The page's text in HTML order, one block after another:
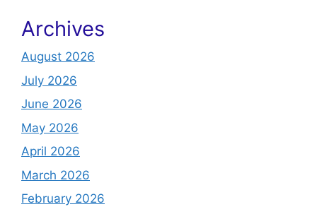
Archives
August 2026
July 2026
June 2026
May 2026
April 2026
March 2026
February 2026